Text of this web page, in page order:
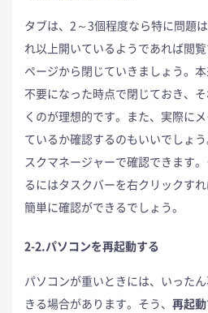
タブは、2～3個程度なら特に問題
れ以上開いているようであれば閲
ページから閉じていきましょう。
不要になった時点で閉じておき、
くのが理想的です。また、実際に
ているか確認するのもいいでしょ
スクマネージャーで確認できます
るにはタスクバーを右クリックす
簡単に確認ができるでしょう。
2-2.パソコンを再起動する
パソコンが重いときには、いった
きる場合があります。そう、 再起